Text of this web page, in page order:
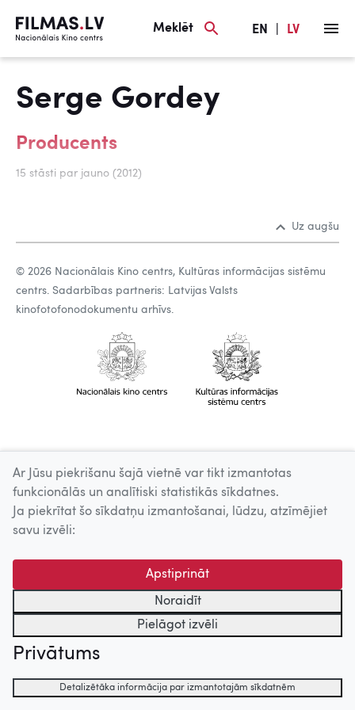
Meklēt EN LV
Serge Gordey
Producents
15 stāsti par jauno (2012)
Uz augšu
© 2026 Nacionālais Kino centrs, Kultūras informācijas sistēmu
centrs. Sadarbības partneris: Latvijas Valsts
kinofotofonodokumentu arhīvs.
Ar Jūsu piekrišanu šajā vietnē var tikt izmantotas
funkcionālās un analītiski statistikās sīkdatnes.
Ja piekrītat šo sīkdatņu izmantošanai, lūdzu, atzīmējiet
savu izvēli:
Apstiprināt
Noraidīt
Pielāgot izvēli
Privātums
Detalizētāka informācija par izmantotajām sīkdatnēm